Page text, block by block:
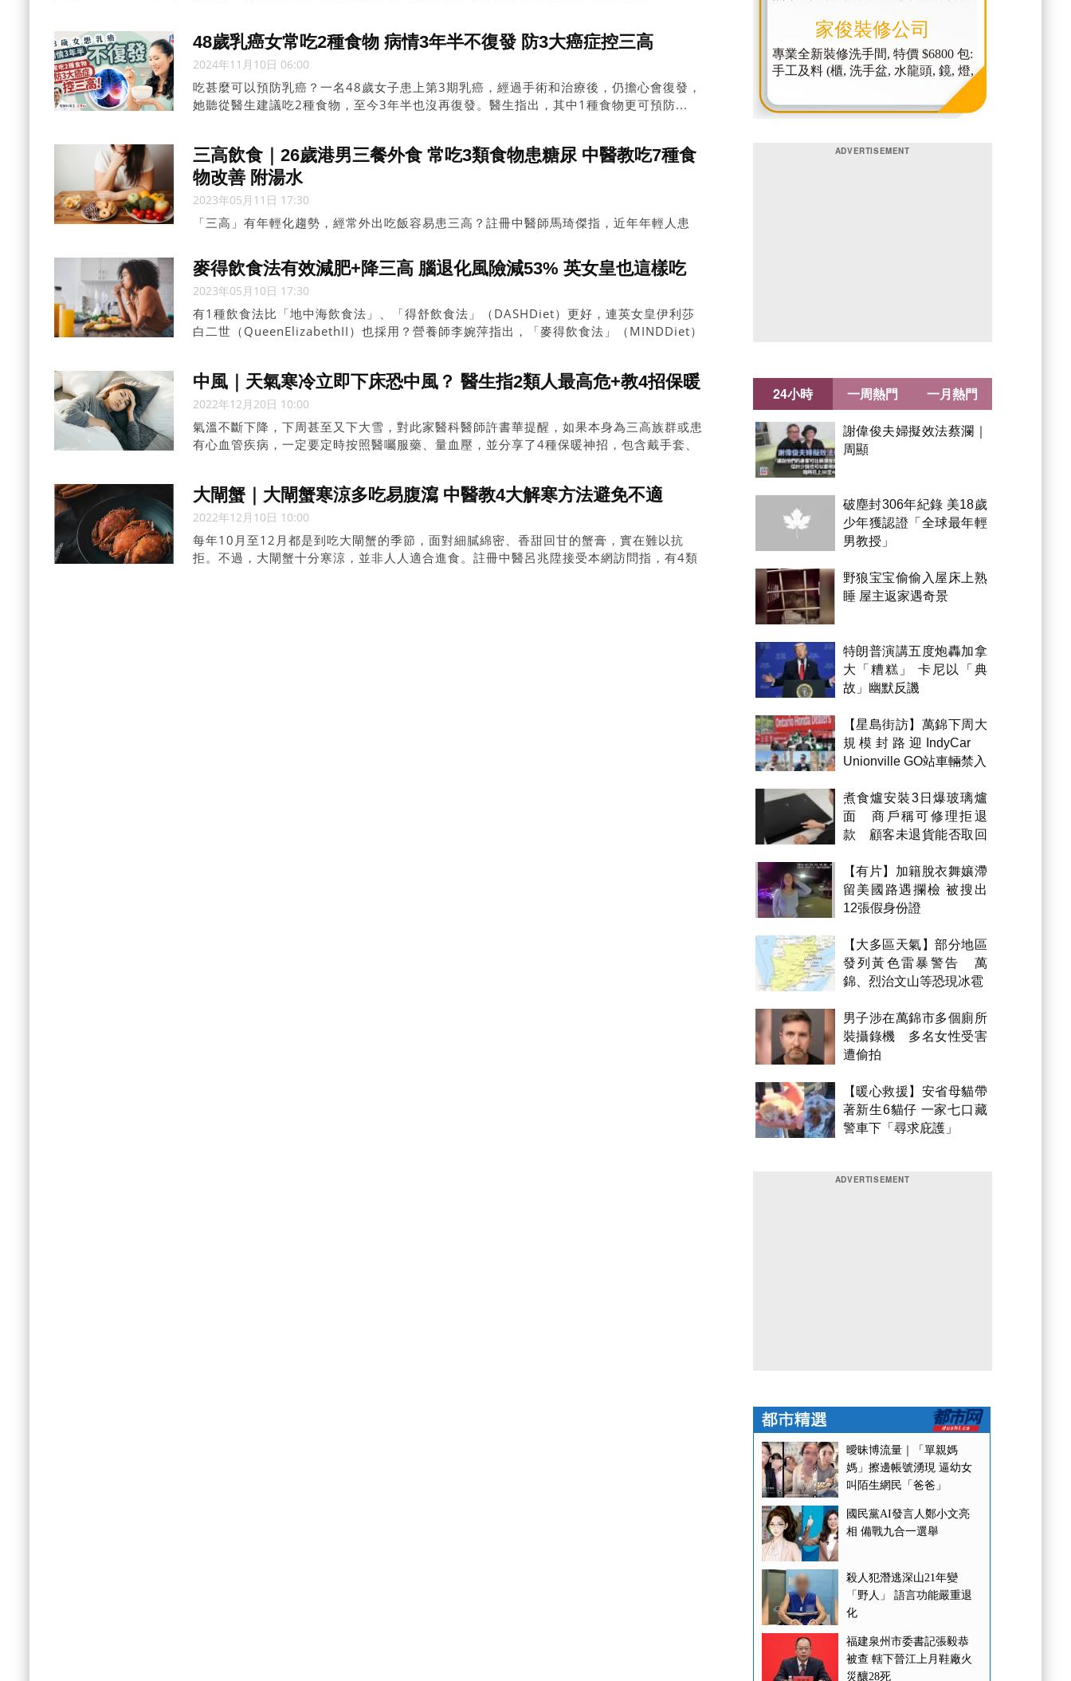
48歲乳癌女常吃2種食物 病情3年半不復發 防3大癌症控三高
2024年11月10日 06:00
吃甚麼可以預防乳癌？一名48歲女子患上第3期乳癌，經過手術和治療後，仍擔心會復發，
她聽從醫生建議吃2種食物，至今3年半也沒再復發。醫生指出，其中1種食物更可預防...
三高飲食｜26歲港男三餐外食 常吃3類食物患糖尿 中醫教吃7種食
物改善 附湯水
2023年05月11日 17:30
「三高」有年輕化趨勢，經常外出吃飯容易患三高？註冊中醫師馬琦傑指，近年年輕人患
食物，導致患上糖尿病。馬醫師從中醫角度講解「三高」症狀及成因，並推介7種食物改善
三高。
麥得飲食法有效減肥+降三高 腦退化風險減53% 英女皇也這樣吃
2023年05月10日 17:30
有1種飲食法比「地中海飲食法」、「得舒飲食法」（DASHDiet）更好，連英女皇伊利莎
白二世（QueenElizabethII）也採用？營養師李婉萍指出，「麥得飲食法」（MINDDiet）
中風｜天氣寒冷立即下床恐中風？ 醫生指2類人最高危+教4招保暖
2022年12月20日 10:00
氣溫不斷下降，下周甚至又下大雪，對此家醫科醫師許書華提醒，如果本身為三高族群或患
有心血管疾病，一定要定時按照醫囑服藥、量血壓，並分享了4種保暖神招，包含戴手套、
大閘蟹｜大閘蟹寒涼多吃易腹瀉 中醫教4大解寒方法避免不適
2022年12月10日 10:00
每年10月至12月都是到吃大閘蟹的季節，面對細膩綿密、香甜回甘的蟹膏，實在難以抗
拒。不過，大閘蟹十分寒涼，並非人人適合進食。註冊中醫呂兆陞接受本網訪問指，有4類
24小時
謝偉俊夫婦擬效法蔡瀾｜
周顯
破塵封306年紀錄 美18歲
少年獲認證「全球最年輕
男教授」
野狼宝宝偷偷入屋床上熟
睡 屋主返家遇奇景
特朗普演講五度炮轟加拿
大「糟糕」 卡尼以「典
故」幽默反譏
【星島街訪】萬錦下周大
規模封路迎IndyCar
Unionville GO站車輛禁入
煮食爐安裝3日爆玻璃爐
面 商戶稱可修理拒退
款 顧客未退貨能否取回
【有片】加籍脫衣舞孃滯
留美國路遇攔檢 被搜出
12張假身份證
【大多區天氣】部分地區
發列黃色雷暴警告 萬
錦、烈治文山等恐現冰雹
男子涉在萬錦市多個廁所
裝攝錄機 多名女性受害
遭偷拍
【暖心救援】安省母貓帶
著新生6貓仔 一家七口藏
警車下「尋求庇護」
一周熱門 一月熱門